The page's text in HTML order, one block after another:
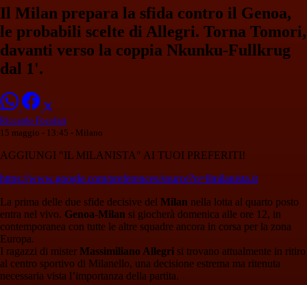
Il Milan prepara la sfida contro il Genoa,
le probabili scelte di Allegri. Torna Tomori,
davanti verso la coppia Nkunku-Fullkrug
dal 1'.
Riccardo Focolari
15 maggio - 13:45 - Milano
AGGIUNGI "IL MILANISTA" AI TUOI PREFERITI!
https://www.google.com/preferences/source?q=ilmilanista.it
La prima delle due sfide decisive del Milan nella lotta al quarto posto
entra nel vivo. Genoa-Milan si giocherà domenica alle ore 12, in
contemporanea con tutte le altre squadre ancora in corsa per la zona
Europa.
I ragazzi di mister Massimiliano Allegri si trovano attualmente in ritiro
al centro sportivo di Milanello, una decisione estrema ma ritenuta
necessaria vista l’importanza della partita.